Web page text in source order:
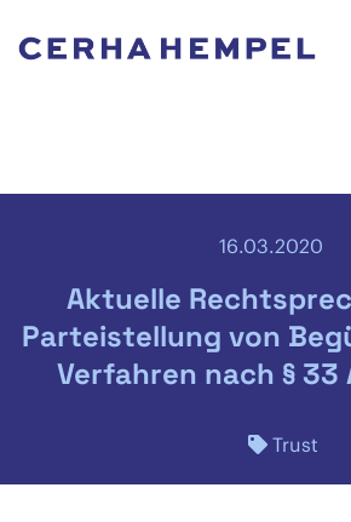
16.03.2020
Aktuelle
Parteistellung von
Verfahren nach § 33
Trust